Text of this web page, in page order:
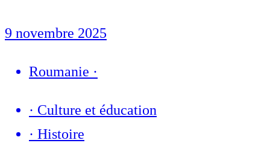
9 novembre 2025
Roumanie ·
· Culture et éducation
· Histoire